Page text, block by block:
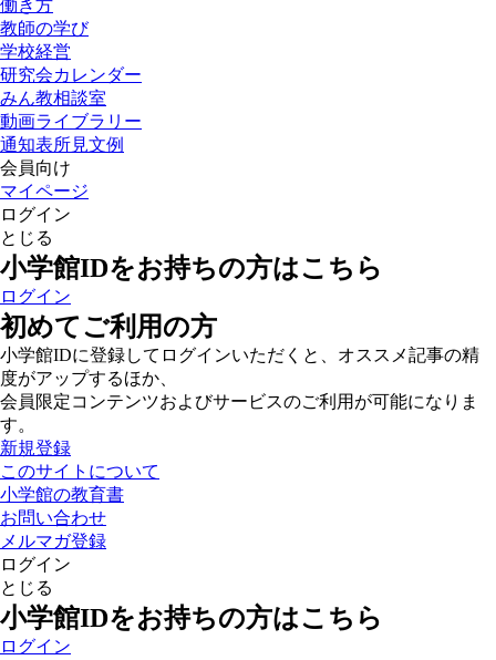
働き方
教師の学び
学校経営
研究会カレンダー
みん教相談室
動画ライブラリー
通知表所見文例
会員向け
マイページ
ログイン
とじる
小学館IDをお持ちの方はこちら
ログイン
初めてご利用の方
小学館IDに登録してログインいただくと、オススメ記事の精
度がアップするほか、
会員限定コンテンツおよびサービスのご利用が可能になりま
す。
新規登録
このサイトについて
小学館の教育書
お問い合わせ
メルマガ登録
ログイン
とじる
小学館IDをお持ちの方はこちら
ログイン